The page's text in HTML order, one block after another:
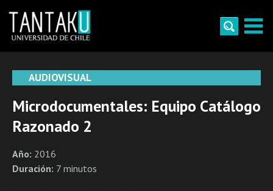
content
AUDIOVISUAL
Microdocumentales: Equipo Catálogo
Razonado 2
Año: 2016
Duración: 7 minutos